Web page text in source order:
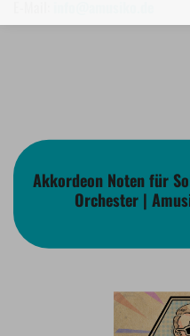
Akkordeon Noten für
Orchester |